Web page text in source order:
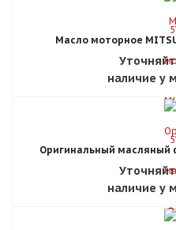
Масло моторное
наличие у
Оригинальный масляный
наличие у